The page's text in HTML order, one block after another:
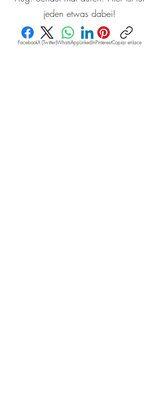
jeden etwas dabei!
FacebookX (Twitter)WhatsAppLinkedInPinterestCopiar enlace